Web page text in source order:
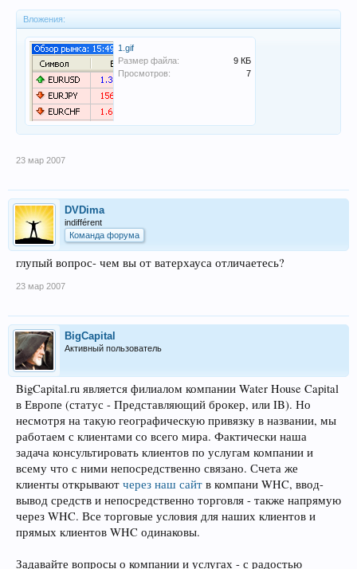
Вложения:
1.gif
Размер файла:
9 КБ
Просмотров:
7
23 мар 2007
DVDima
indifférent
Команда форума
глупый вопрос- чем вы от ватерхауса отличаетесь?
23 мар 2007
BigCapital
Активный пользователь
BigCapital.ru является филиалом компании Water House Capital
в Европе (статус - Представляющий брокер, или IB). Но
несмотря на такую географическую привязку в названии, мы
работаем с клиентами со всего мира. Фактически наша
задача консультировать клиентов по услугам компании и
всему что с ними непосредственно связано. Счета же
клиенты открывают через наш сайт в компани WHC, ввод-
вывод средств и непосредственно торговля - также напрямую
через WHC. Все торговые условия для наших клиентов и
прямых клиентов WHC одинаковы.
Задавайте вопросы о компании и услугах - с радостью